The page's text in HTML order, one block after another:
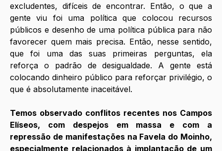
excludentes, difíceis de encontrar. Então, o que a
gente viu foi uma política que colocou recursos
públicos e desenho de uma política pública para não
favorecer quem mais precisa. Então, nesse sentido,
que foi uma das suas primeiras perguntas, ela
reforça o padrão de desigualdade. A gente está
colocando dinheiro público para reforçar privilégio, o
que é absolutamente inaceitável.
Temos observado conflitos recentes nos Campos
Elíseos, com despejos em massa e com a
repressão de manifestações na Favela do Moinho,
especialmente relacionados à implantação de um